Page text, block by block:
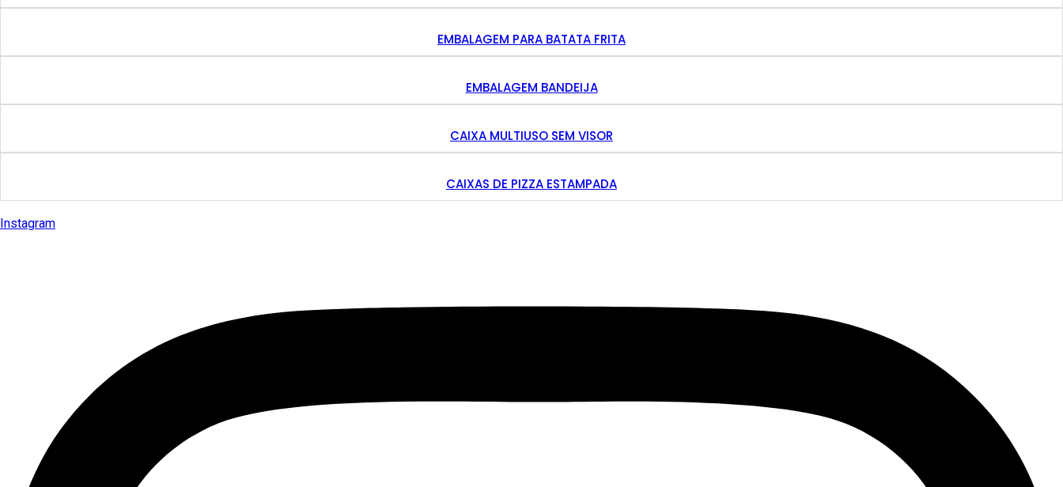
EMBALAGEM PARA BATATA FRITA
EMBALAGEM BANDEIJA
CAIXA MULTIUSO SEM VISOR
CAIXAS DE PIZZA ESTAMPADA
Instagram